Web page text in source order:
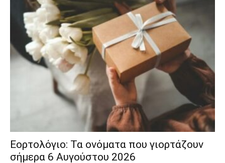
Εορτολόγιο: Τα ονόματα που γιορτάζουν
σήμερα 6 Αυγούστου 2026